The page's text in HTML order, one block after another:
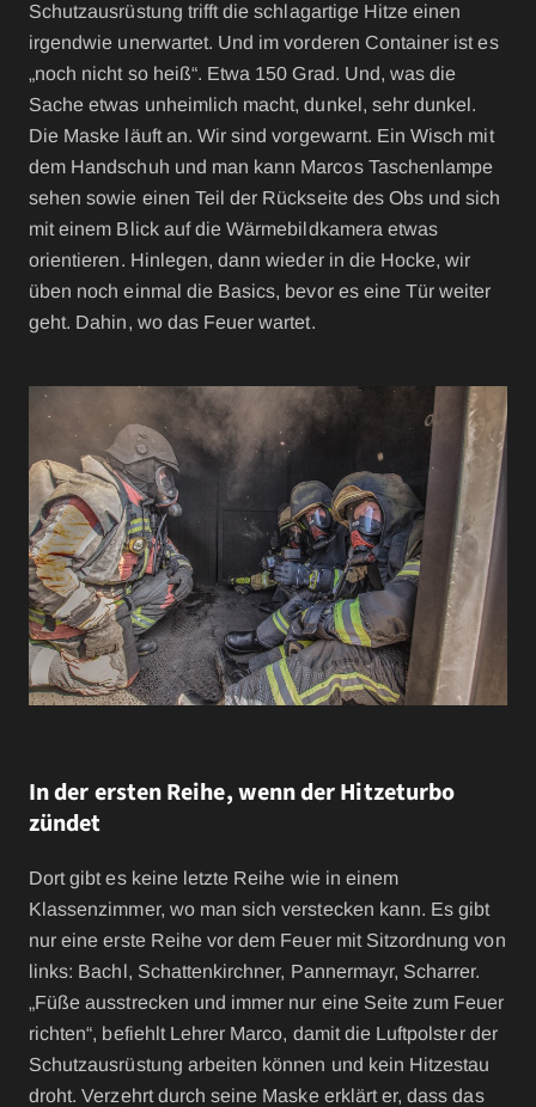
Schutzausrüstung trifft die schlagartige Hitze einen
irgendwie unerwartet. Und im vorderen Container ist es
„noch nicht so heiß“. Etwa 150 Grad. Und, was die
Sache etwas unheimlich macht, dunkel, sehr dunkel.
Die Maske läuft an. Wir sind vorgewarnt. Ein Wisch mit
dem Handschuh und man kann Marcos Taschenlampe
sehen sowie einen Teil der Rückseite des Obs und sich
mit einem Blick auf die Wärmebildkamera etwas
orientieren. Hinlegen, dann wieder in die Hocke, wir
üben noch einmal die Basics, bevor es eine Tür weiter
geht. Dahin, wo das Feuer wartet.
In der ersten Reihe, wenn der Hitzeturbo
zündet
Dort gibt es keine letzte Reihe wie in einem
Klassenzimmer, wo man sich verstecken kann. Es gibt
nur eine erste Reihe vor dem Feuer mit Sitzordnung von
links: Bachl, Schattenkirchner, Pannermayr, Scharrer.
„Füße ausstrecken und immer nur eine Seite zum Feuer
richten“, befiehlt Lehrer Marco, damit die Luftpolster der
Schutzausrüstung arbeiten können und kein Hitzestau
droht. Verzehrt durch seine Maske erklärt er, dass das